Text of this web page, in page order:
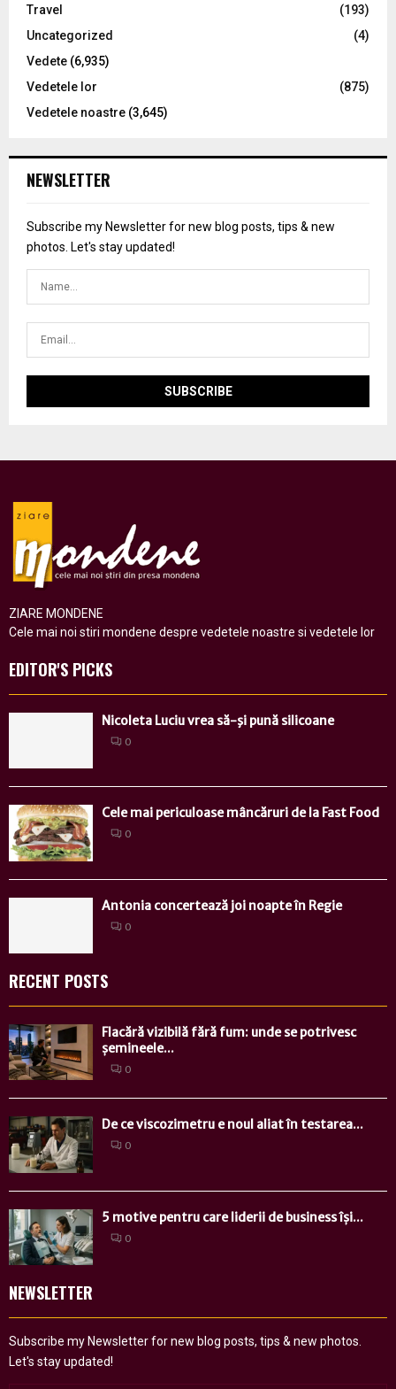
Travel
(193)
Uncategorized
(4)
Vedete (6,935)
Vedetele lor
(875)
Vedetele noastre (3,645)
NEWSLETTER
Subscribe my Newsletter for new blog posts, tips & new
photos. Let's stay updated!
ZIARE MONDENE
Cele mai noi stiri mondene despre vedetele noastre si vedetele lor
EDITOR'S PICKS
Nicoleta Luciu vrea să-şi pună silicoane
0
Cele mai periculoase mâncăruri de la Fast Food
0
Antonia concertează joi noapte în Regie
0
RECENT POSTS
Flacără vizibilă fără fum: unde se potrivesc
șemineele...
0
De ce viscozimetru e noul aliat în testarea...
0
5 motive pentru care liderii de business își...
0
NEWSLETTER
Subscribe my Newsletter for new blog posts, tips & new photos.
Let's stay updated!